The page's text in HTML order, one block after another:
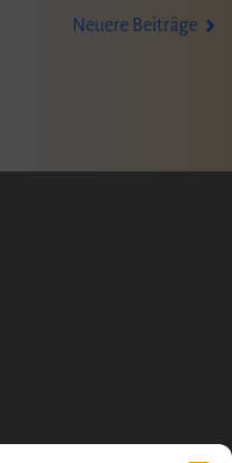
Neuere Beiträge